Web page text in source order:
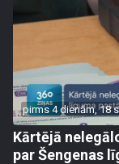
pirms 4 dienām, 18
Kārtējā
par Šengenas